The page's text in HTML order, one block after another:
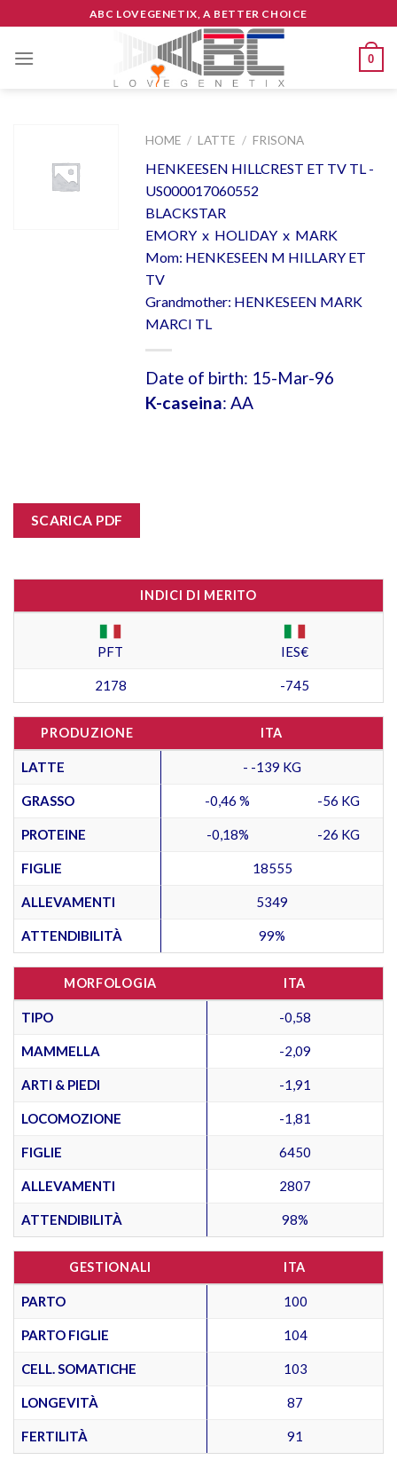
to
content
ABC LOVEGENETIX, A BETTER CHOICE
0
HOME / LATTE / FRISONA
HENKEESEN HILLCREST ET TV TL -
US000017060552
BLACKSTAR
EMORY x HOLIDAY x MARK
Mom: HENKESEEN M HILLARY ET
TV
Grandmother: HENKESEEN MARK
MARCI TL
Date of birth: 15-Mar-96
K-caseina: AA
SCARICA PDF
INDICI DI MERITO
PFT IES€
2178 -745
PRODUZIONE ITA
LATTE - -139 KG
GRASSO -0,46 % -56 KG
PROTEINE -0,18% -26 KG
FIGLIE 18555
ALLEVAMENTI 5349
ATTENDIBILITÀ 99%
MORFOLOGIA ITA
TIPO -0,58
MAMMELLA -2,09
ARTI & PIEDI -1,91
LOCOMOZIONE -1,81
FIGLIE 6450
ALLEVAMENTI 2807
ATTENDIBILITÀ 98%
GESTIONALI ITA
PARTO 100
PARTO FIGLIE 104
CELL. SOMATICHE 103
LONGEVITÀ 87
FERTILITÀ 91